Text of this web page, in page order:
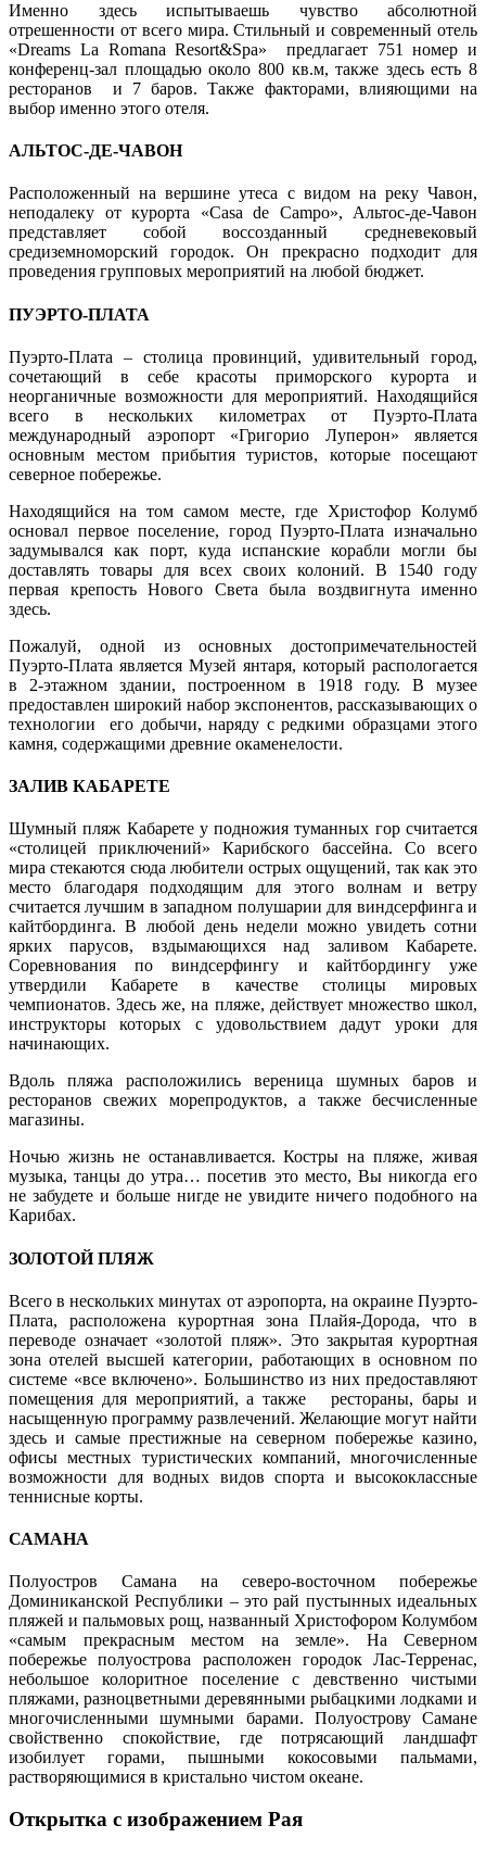
Именно здесь испытываешь чувство абсолютной
отрешенности от всего мира. Стильный и современный отель
«Dreams La Romana Resort&Spa» предлагает 751 номер и
конференц-зал площадью около 800 кв.м, также здесь есть 8
ресторанов и 7 баров. Также факторами, влияющими на
выбор именно этого отеля.
АЛЬТОС-ДЕ-ЧАВОН
Расположенный на вершине утеса с видом на реку Чавон,
неподалеку от курорта «Casa de Campo», Альтос-де-Чавон
представляет собой воссозданный средневековый
средиземноморский городок. Он прекрасно подходит для
проведения групповых мероприятий на любой бюджет.
ПУЭРТО-ПЛАТА
Пуэрто-Плата – столица провинций, удивительный город,
сочетающий в себе красоты приморского курорта и
неорганичные возможности для мероприятий. Находящийся
всего в нескольких километрах от Пуэрто-Плата
международный аэропорт «Григорио Луперон» является
основным местом прибытия туристов, которые посещают
северное побережье.
Находящийся на том самом месте, где Христофор Колумб
основал первое поселение, город Пуэрто-Плата изначально
задумывался как порт, куда испанские корабли могли бы
доставлять товары для всех своих колоний. В 1540 году
первая крепость Нового Света была воздвигнута именно
здесь.
Пожалуй, одной из основных достопримечательностей
Пуэрто-Плата является Музей янтаря, который распологается
в 2-этажном здании, построенном в 1918 году. В музее
предоставлен широкий набор экспонентов, рассказывающих о
технологии его добычи, наряду с редкими образцами этого
камня, содержащими древние окаменелости.
ЗАЛИВ КАБАРЕТЕ
Шумный пляж Кабарете у подножия туманных гор считается
«столицей приключений» Карибского бассейна. Со всего
мира стекаются сюда любители острых ощущений, так как это
место благодаря подходящим для этого волнам и ветру
считается лучшим в западном полушарии для виндсерфинга и
кайтбординга. В любой день недели можно увидеть сотни
ярких парусов, вздымающихся над заливом Кабарете.
Соревнования по виндсерфингу и кайтбордингу уже
утвердили Кабарете в качестве столицы мировых
чемпионатов. Здесь же, на пляже, действует множество школ,
инструкторы которых с удовольствием дадут уроки для
начинающих.
Вдоль пляжа расположились вереница шумных баров и
ресторанов свежих морепродуктов, а также бесчисленные
магазины.
Ночью жизнь не останавливается. Костры на пляже, живая
музыка, танцы до утра… посетив это место, Вы никогда его
не забудете и больше нигде не увидите ничего подобного на
Карибах.
ЗОЛОТОЙ ПЛЯЖ
Всего в нескольких минутах от аэропорта, на окраине Пуэрто-
Плата, расположена курортная зона Плайя-Дорода, что в
переводе означает «золотой пляж». Это закрытая курортная
зона отелей высшей категории, работающих в основном по
системе «все включено». Большинство из них предоставляют
помещения для мероприятий, а также рестораны, бары и
насыщенную программу развлечений. Желающие могут найти
здесь и самые престижные на северном побережье казино,
офисы местных туристических компаний, многочисленные
возможности для водных видов спорта и высококлассные
теннисные корты.
САМАНА
Полуостров Самана на северо-восточном побережье
Доминиканской Республики – это рай пустынных идеальных
пляжей и пальмовых рощ, названный Христофором Колумбом
«самым прекрасным местом на земле». На Северном
побережье полуострова расположен городок Лас-Терренас,
небольшое колоритное поселение с девственно чистыми
пляжами, разноцветными деревянными рыбацкими лодками и
многочисленными шумными барами. Полуострову Самане
свойственно спокойствие, где потрясающий ландшафт
изобилует горами, пышными кокосовыми пальмами,
растворяющимися в кристально чистом океане.
Открытка с изображением Рая